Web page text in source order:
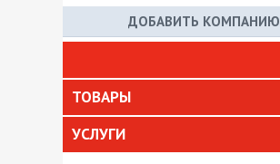
ДОБАВИТЬ КОМПАНИЮ
ТОВАРЫ
УСЛУГИ